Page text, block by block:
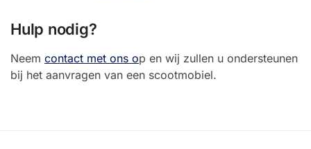
Hulp nodig?
Neem contact met ons op en wij zullen u ondersteunen
bij het aanvragen van een scootmobiel.